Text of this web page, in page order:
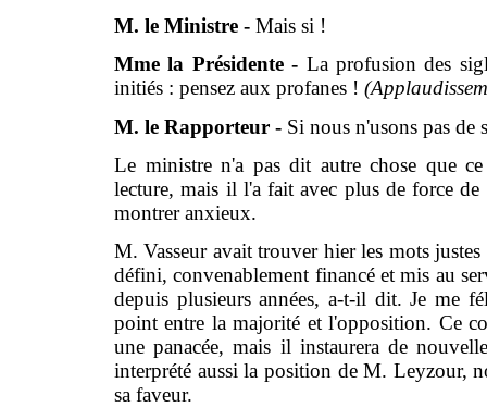
M. le Ministre - Mais si !
Mme la Présidente - La profusion des
initiés : pensez aux profanes !
M. le Rapporteur - Si nous n'usons pas de
Le ministre n'a pas dit autre chose que
lecture, mais il l'a fait avec plus de force
montrer anxieux.
M. Vasseur avait trouver hier les mots
défini, convenablement financé et mis au
depuis plusieurs années, a-t-il dit. Je me
point entre la majorité et l'opposition. Ce
une panacée, mais il instaurera de
interprété aussi la position de M. Leyzour,
sa faveur.